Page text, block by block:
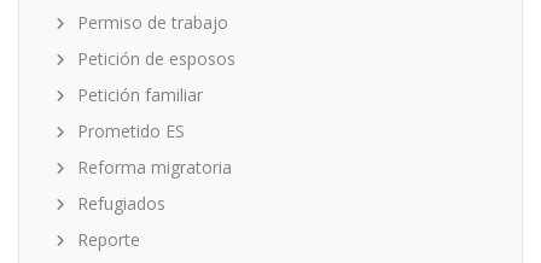
Permiso de trabajo
Petición de esposos
Petición familiar
Prometido ES
Reforma migratoria
Refugiados
Reporte